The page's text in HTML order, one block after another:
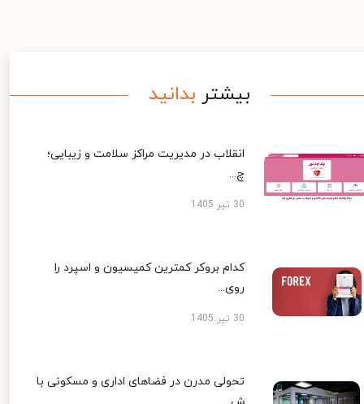
بیشتر بدانید
انقلاب در مدیریت مراکز سلامت و زیبایی؛
چ...
30 تیر 1405
کدام بروکر کمترین کمیسیون و اسپرد را
روی...
30 تیر 1405
تحولی مدرن در فضاهای اداری و مسکونی با